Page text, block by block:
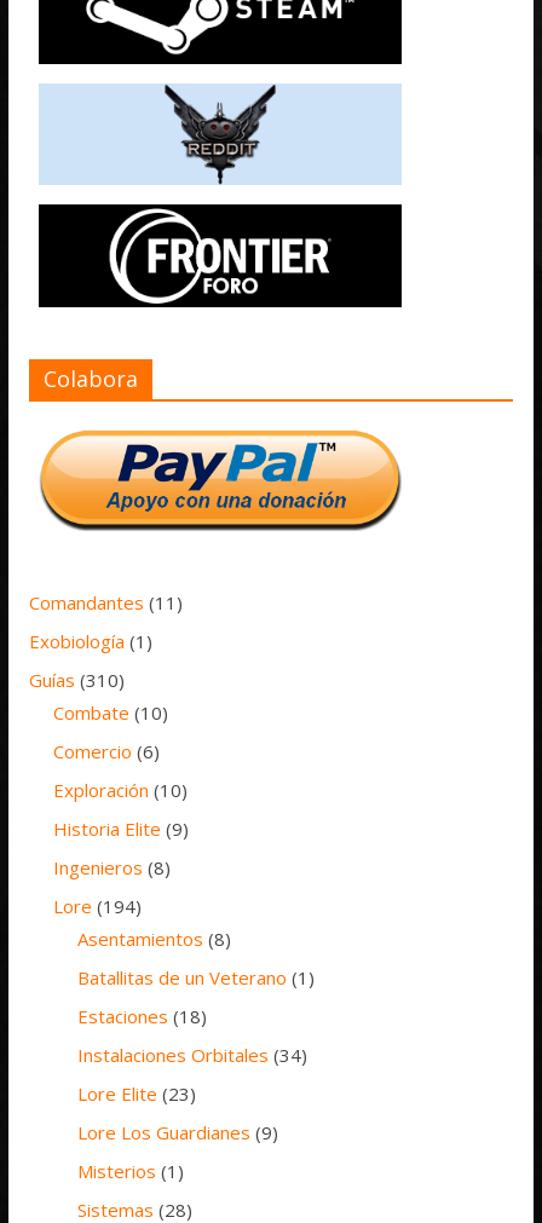
Colabora
Comandantes (11)
Exobiología (1)
Guías (310)
Combate (10)
Comercio (6)
Exploración (10)
Historia Elite (9)
Ingenieros (8)
Lore (194)
Asentamientos (8)
Batallitas de un Veterano (1)
Estaciones (18)
Instalaciones Orbitales (34)
Lore Elite (23)
Lore Los Guardianes (9)
Misterios (1)
Sistemas (28)